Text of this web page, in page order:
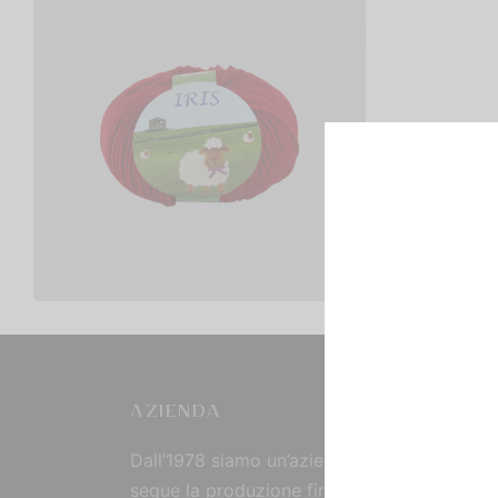
AZIENDA
Dall’1978 siamo un’azienda strutturata che
segue la produzione fin dall’origine, curando